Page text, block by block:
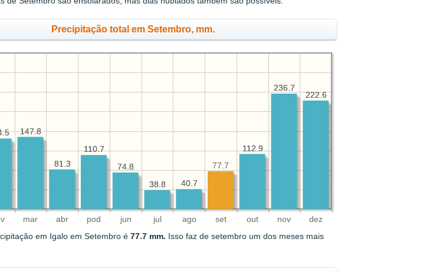
Precipitação total em Setembro, mm.
mar abr pod jun jul ago set out nov dez
222.6
236.7
112.9
40.7
38.8
74.8
110.7
81.3
147.8
222.6
236.7
112.9
77.7
40.7
38.8
74.8
110.7
81.3
147.8
em Igalo em Setembro é77.7 mm. Isso faz de setembro um dos meses mais